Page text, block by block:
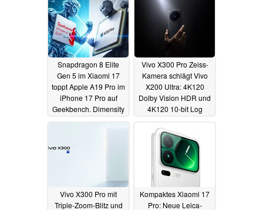
Snapdragon 8 Elite
Gen 5 im Xiaomi 17
toppt Apple A19 Pro im
iPhone 17 Pro auf
Geekbench. Dimensity
Vivo X300 Pro Zeiss-
Kamera schlägt Vivo
X200 Ultra: 4K120
Dolby Vision HDR und
4K120 10-bit Log
Vivo X300 Pro mit
Triple-Zoom-Blitz und
Kompaktes Xiaomi 17
Pro: Neue Leica-